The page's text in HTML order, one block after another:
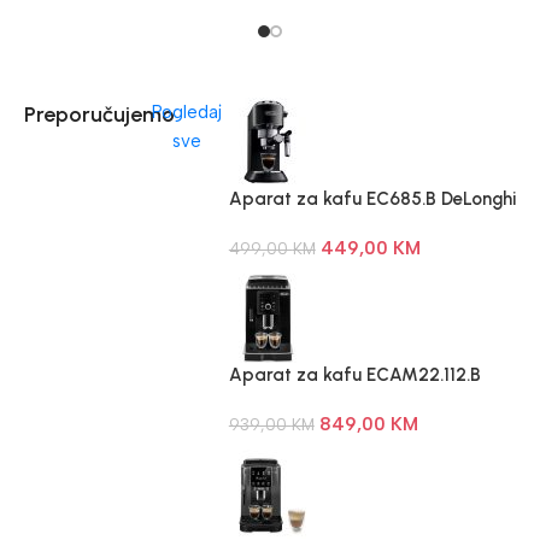
PreporučujemoPogledaj
sve
Aparat za kafu EC685.B DeLonghi
499,00KM 449,00 KM
Aparat za kafu ECAM22.112.B
939,00KM 849,00 KM